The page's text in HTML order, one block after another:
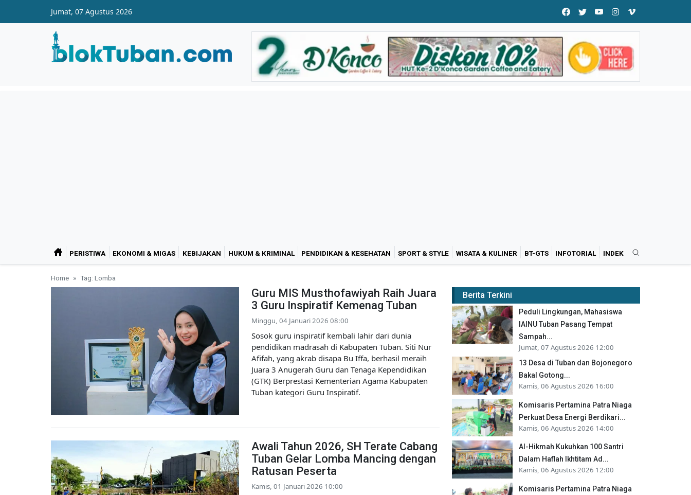
Jumat, 07 Agustus 2026
PERISTIWA EKONOMI & MIGAS KEBIJAKAN HUKUM & KRIMINAL PENDIDIKAN & KESEHATAN SPORT & STYLE WISATA & KULINER BT-GTS INFOTORIAL INDEK
Home Tag: Lomba
Guru MIS Musthofawiyah Raih Juara
3 Guru Inspiratif Kemenag Tuban
Minggu, 04 Januari 2026 08:00
Sosok guru inspiratif kembali lahir dari dunia
pendidikan madrasah di Kabupaten Tuban. Siti Nur
Afifah, yang akrab disapa Bu Iffa, berhasil meraih
Juara 3 Anugerah Guru dan Tenaga Kependidikan
(GTK) Berprestasi Kementerian Agama Kabupaten
Tuban kategori Guru Inspiratif.
Awali Tahun 2026, SH Terate Cabang
Tuban Gelar Lomba Mancing dengan
Ratusan Peserta
Kamis, 01 Januari 2026 10:00
Berita Terkini
Peduli Lingkungan, Mahasiswa
IAINU Tuban Pasang Tempat
Sampah...
Jumat, 07 Agustus 2026 12:00
13 Desa di Tuban dan Bojonegoro
Bakal Gotong...
Kamis, 06 Agustus 2026 16:00
Komisaris Pertamina Patra Niaga
Perkuat Desa Energi Berdikari...
Kamis, 06 Agustus 2026 14:00
Al-Hikmah Kukuhkan 100 Santri
Dalam Haflah Ikhtitam Ad...
Kamis, 06 Agustus 2026 12:00
Komisaris Pertamina Patra Niaga